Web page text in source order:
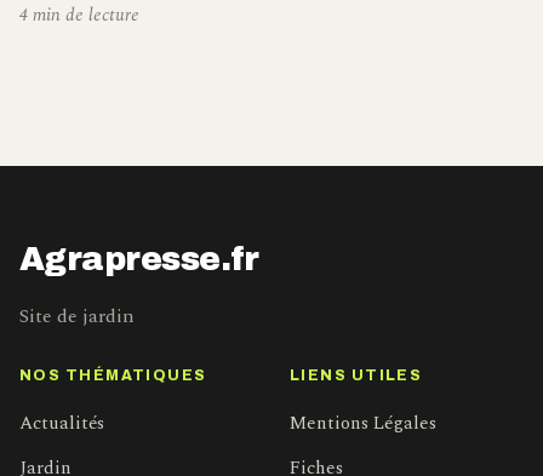
4 min de lecture
Agrapresse.fr
Site de jardin
NOS THÉMATIQUES
Actualités
Jardin
LIENS UTILES
Mentions Légales
Fiches